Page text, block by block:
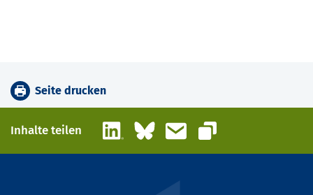
Seite drucken
Inhalte teilen LinkedInBlueskyE-Mail
Link kopieren